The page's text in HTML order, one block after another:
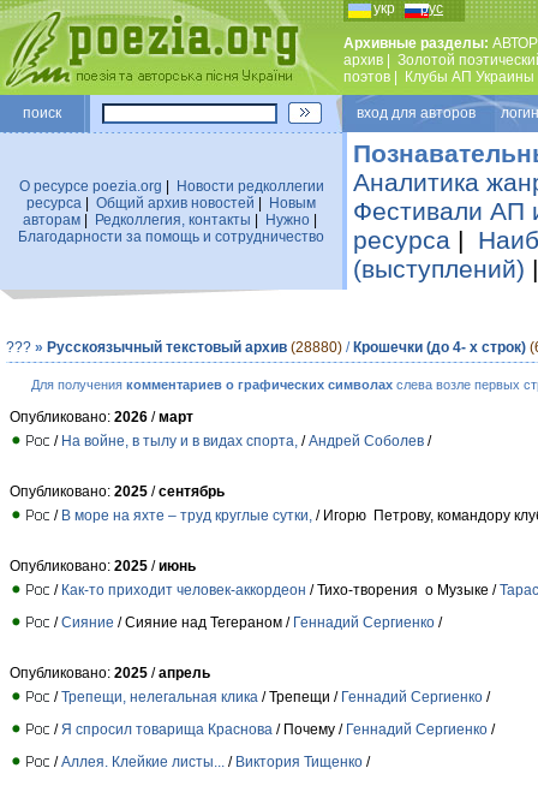
укр рус
Архивные разделы:
архив
Золотой
поэтов
Клубы АП Украины
поиск вход для авторов
О ресурсе poezia.org
Новости редколлегии
ресурса
Общий архив новостей
Новым
авторам| Редколлегия, контакты Нужно|
Благодарности за помощь и сотрудничество
Аналитика
Фестивали АП
ресурса |
(выступлений)
??? » Русскоязычный текстовый архив (28880) / Крошечки (до 4- х строк)
Для получения комментариев о графических символахслева возле первых
Опубликовано: 2026 /март
/ На войне, в тылу и в видах спорта, /Андрей Соболев /
Опубликовано: 2025 /сентябрь
/ В море на яхте – труд круглые сутки, / Игорю Петрову, командору
Опубликовано: 2025 /июнь
/ Как-то приходит человек-аккордеон / Тихо-творения о Музыке /
/Сияние / Сияние над Тегераном / Геннадий Сергиенко /
Опубликовано: 2025 /апрель
/Трепещи, нелегальная клика / Трепещи / Геннадий Сергиенко /
/ Я спросил товарища Краснова / Почему / Геннадий Сергиенко /
/Аллея. Клейкие листы... / Виктория Тищенко /